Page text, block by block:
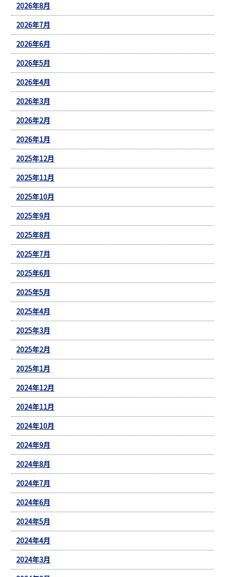
2026年8月
2026年7月
2026年6月
2026年5月
2026年4月
2026年3月
2026年2月
2026年1月
2025年12月
2025年11月
2025年10月
2025年9月
2025年8月
2025年7月
2025年6月
2025年5月
2025年4月
2025年3月
2025年2月
2025年1月
2024年12月
2024年11月
2024年10月
2024年9月
2024年8月
2024年7月
2024年6月
2024年5月
2024年4月
2024年3月